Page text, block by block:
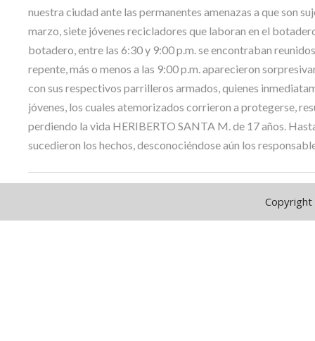
nuestra ciudad ante las permanentes amenazas a que son
marzo, siete jóvenes recicladores que laboran en el
botadero, entre las 6:30 y 9:00 p.m. se encontraban
repente, más o menos a las 9:00 p.m. aparecieron
con sus respectivos parrilleros armados, quienes
jóvenes, los cuales atemorizados corrieron a protegerse,
perdiendo la vida HERIBERTO SANTA M. de 17 años.
sucedieron los hechos, desconociéndose aún los
Copyright